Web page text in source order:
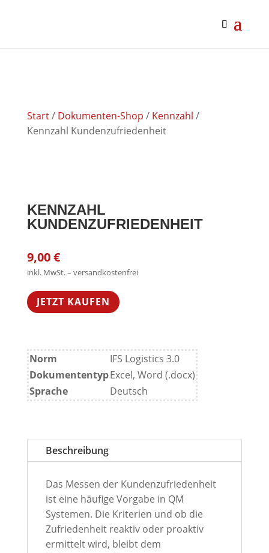
Start/ Dokumenten-Shop / Kennzahl /
Kennzahl Kundenzufriedenheit
KENNZAHL
KUNDENZUFRIEDENHEIT
9,00€
inkl. MwSt. – versandkostenfrei
JETZT KAUFEN
Norm
IFS Logistics 3.0
DokumententypExcel, Word (.docx)
Sprache
Deutsch
Beschreibung
Das Messen der Kundenzufriedenheit
ist eine häufige Vorgabe in QM
Systemen. Die Kriterien und ob die
Zufriedenheit reaktiv oder proaktiv
ermittelt wird, bleibt dem